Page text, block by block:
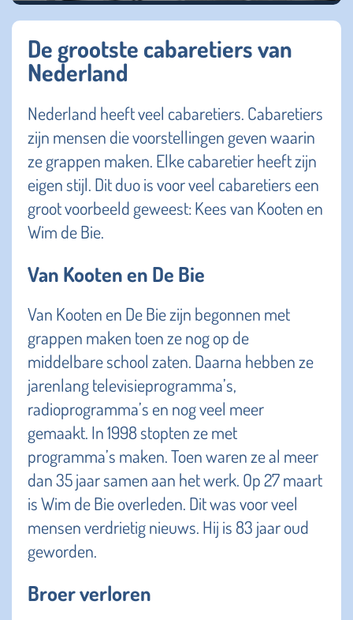
De grootste cabaretiers van
Nederland
Nederland heeft veel cabaretiers. Cabaretiers
zijn mensen die voorstellingen geven waarin
ze grappen maken. Elke cabaretier heeft zijn
eigen stijl. Dit duo is voor veel cabaretiers een
groot voorbeeld geweest: Kees van Kooten en
Wim de Bie.
Van Kooten en De Bie
Van Kooten en De Bie zijn begonnen met
grappen maken toen ze nog op de
middelbare school zaten. Daarna hebben ze
jarenlang televisieprogramma’s,
radioprogramma’s en nog veel meer
gemaakt. In 1998 stopten ze met
programma’s maken. Toen waren ze al meer
dan 35 jaar samen aan het werk. Op 27 maart
is Wim de Bie overleden. Dit was voor veel
mensen verdrietig nieuws. Hij is 83 jaar oud
geworden.
Broer verloren